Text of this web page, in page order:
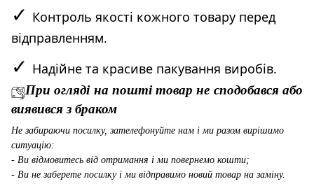
✓ Контроль якості кожного товару перед
відправленням.
✓ Надійне та красиве пакування виробів.
При огляді на пошті товар не сподобався або
виявився з браком
Не забираючи посилку, зателефонуйте нам і ми разом вирішимо
ситуацію:
- Ви відмовитесь від отримання і ми повернемо кошти;
- Ви не заберете посилку і ми відправимо новий товар на заміну.